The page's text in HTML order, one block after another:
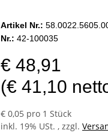
Artikel Nr.:
Nr.: 42-100035
€ 48,91
(€ 41,10
€ 0,05 pro 1 Stück
inkl. 19% USt. , zzgl.